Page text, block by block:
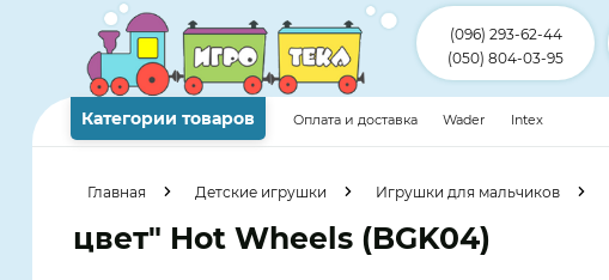
(096) 293-62-44
(050) 804-03-95
Категории товаров Оплата и доставка Wader Intex
Главная Детские игрушки Игрушки для мальчиков
цвет" Hot Wheels (BGK04)